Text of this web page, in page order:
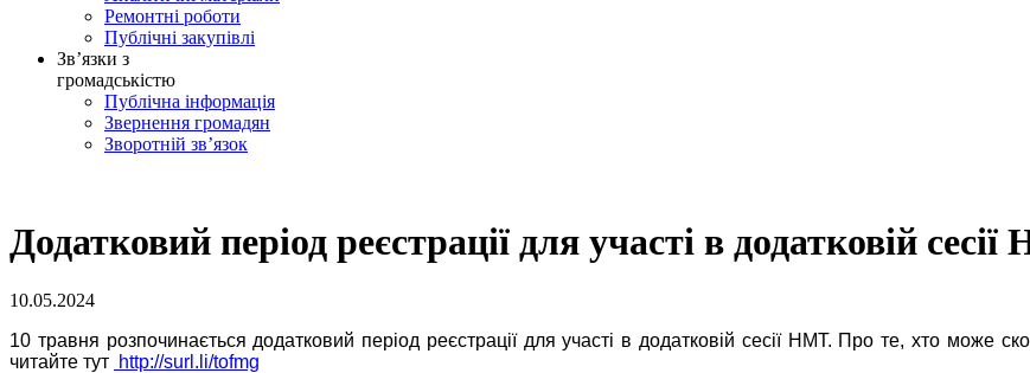
Ремонтні роботи
Публічні закупівлі
Зв’язки з
громадськістю
Публічна інформація
Звернення громадян
Зворотній зв’язок
Додатковий період реєстрації для участі в додатковій
10.05.2024
10 травня розпочинається додатковий період реєстрації для участі в додатковій сесії НМТ. Про те, хто може
читайте тут http://surl.li/tofmg